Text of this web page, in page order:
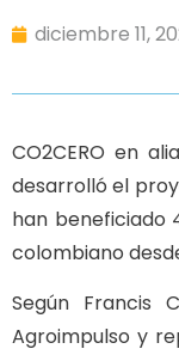
diciembre 11,
CO2CERO en
desarrolló el
han beneficiado
colombiano
Según Francis
Agroimpulso y